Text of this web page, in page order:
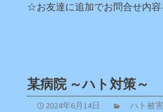
☆お友達に追加でお問合せ内
某病院 ～ハト対策～
2024年6月14日 ハト被